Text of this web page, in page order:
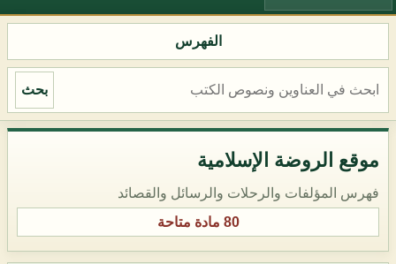
الفهرس
بحث
موقع الروضة الإسلامية
فهرس المؤلفات والرحلات والرسائل والقصائد
80 مادة متاحة